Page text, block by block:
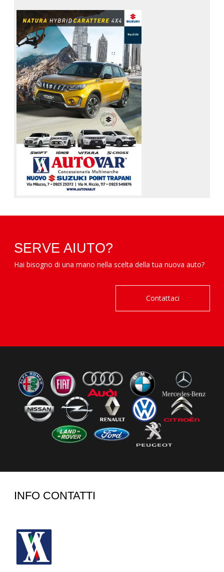
SERVE AIUTO?
Hai bisogno di una mano nella scelta della tua nuova auto?
Contattaci
INFO CONTATTI